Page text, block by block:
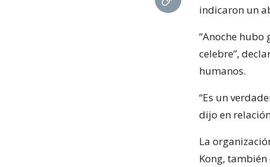
indicaron un
“Anoche
celebre”,
humanos.
“Es un
dijo en
La
Kong,